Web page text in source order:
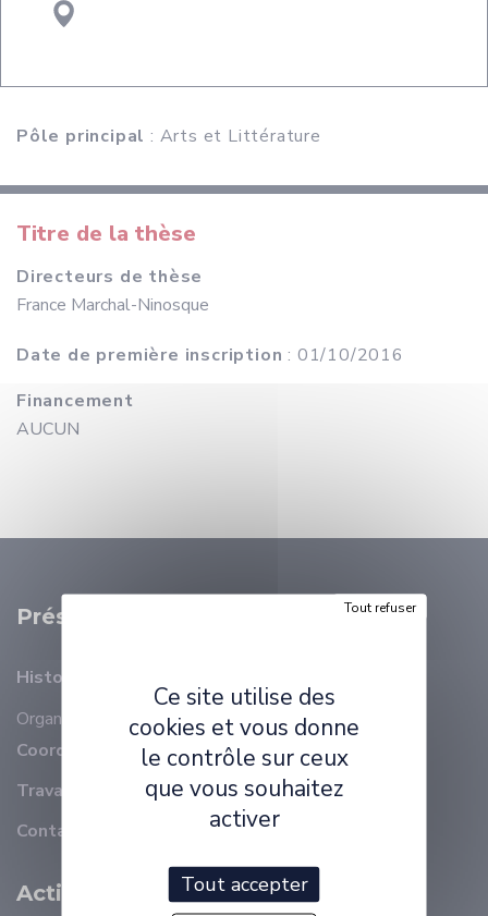
Pôle principal : Arts et Littérature
Titre de la thèse
Directeurs de thèse
France Marchal-Ninosque
Date de première inscription : 01/10/2016
Financement
AUCUN
Présentation
Histoire
Organisation
Membres
Coordonnées
Travailler à ELLIADD
Contact
Activité Scientifique
Ce site utilise des
cookies et vous donne
le contrôle sur ceux
que vous souhaitez
activer
Tout accepter
Tout refuser